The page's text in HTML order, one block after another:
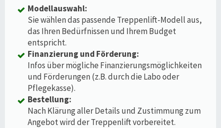
Modellauswahl:
Sie wählen das passende Treppenlift-Modell aus,
das Ihren Bedürfnissen und Ihrem Budget
entspricht.
Finanzierung und Förderung:
Infos über mögliche Finanzierungsmöglichkeiten
und Förderungen (z.B. durch die Labo oder
Pflegekasse).
Bestellung:
Nach Klärung aller Details und Zustimmung zum
Angebot wird der Treppenlift vorbereitet.